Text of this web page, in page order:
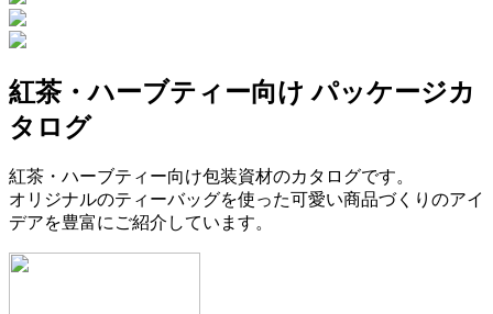
紅茶・ハーブティー向け パッケージカ
タログ
紅茶・ハーブティー向け包装資材のカタログです。
オリジナルのティーバッグを使った可愛い商品づくりのアイ
デアを豊富にご紹介しています。